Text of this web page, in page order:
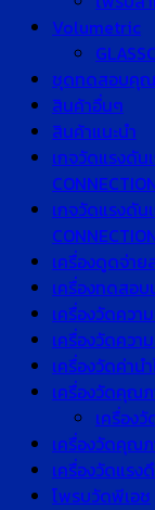
Volumetric
ชุดทดสอบคุณ
สินค้าอื่นๆ
สินค้าแนะนำ
เกจวัดแรงดัน
เกจวัดแรงดัน
เครื่องดูดจ่า
เครื่องทดสอบ
เครื่องวัดควา
เครื่องวัดควา
เครื่องวัดค่าน
เครื่องวัดคุณ
เครื่อง
เครื่องวัดคุณ
เครื่องวัดแรง
โพรบวัดพีเอช